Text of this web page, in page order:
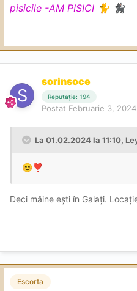
pisicile -AM PISICI 🐈 🐈‍⬛
sorinsoce
Reputație: 194
Postat Februarie 3, 2024
La 01.02.2024 la 11:10,
😊❣️
Deci mâine ești în Galați.
Escorta